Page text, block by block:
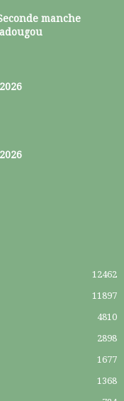
manche
12462
11897
4810
2898
1677
1368